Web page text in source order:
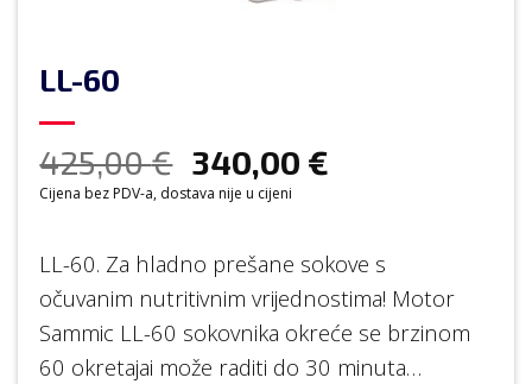
LL-60
425,00€ 340,00 €
Cijena bez PDV-a, dostava nije u cijeni
LL-60. Za hladno prešane sokove s
očuvanim nutritivnim vrijednostima! Motor
Sammic LL-60 sokovnika okreće se brzinom
60 okretajai može raditi do 30 minuta…